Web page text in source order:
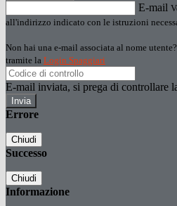
E-mail
all'indirizzo indicato con le istruzioni
Non hai una e-mail associata al nome
tramite la Login Spaggiari
E-mail inviata, si prega di controllare
Errore
Chiudi
Successo
Chiudi
Informazione